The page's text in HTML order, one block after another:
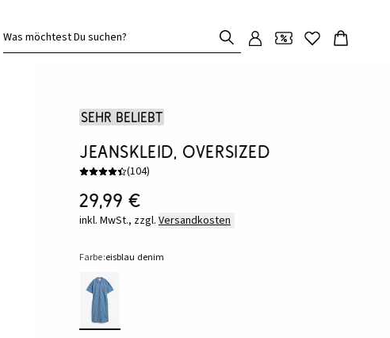
Was möchtest Du suchen?
Sehr beliebt
Jeanskleid, Oversized
(104)
29,99 €
inkl. MwSt., zzgl. Versandkosten
Farbe:eisblau denim